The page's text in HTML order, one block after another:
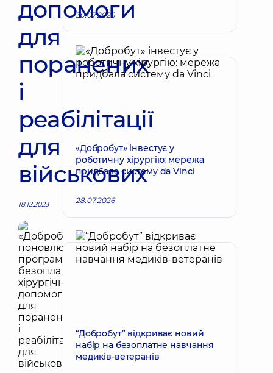
допомоги
для
поранених
і
реабілітації
для
військових
18.12.2023
30.07.2026
«Добробут» інвестує у
роботичну хірургію: мережа
придбала систему da Vinci
28.07.2026
“Добробут” відкриває новий
набір на безоплатне навчання
медиків-ветеранів